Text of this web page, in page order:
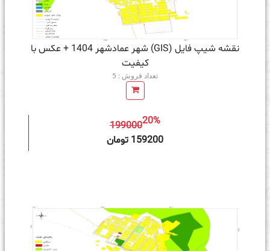
نقشه شیپ فایل (GIS) شهر عمادشهر 1404 + عکس با
کیفیت
تعداد فروش : 5
19900020%
159200 تومان